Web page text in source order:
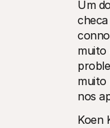
Um
muito
muito
nos
Koen